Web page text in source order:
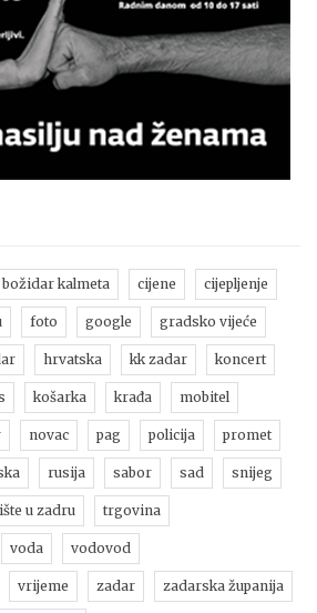
božidar kalmeta cijene cijepljenje
foto google gradsko vijeće
hrvatska kk zadar koncert
košarka krađa mobitel
novac pag policija promet
rusija sabor sad snijeg
u zadru trgovina
voda vodovod
vrijeme zadar zadarska županija